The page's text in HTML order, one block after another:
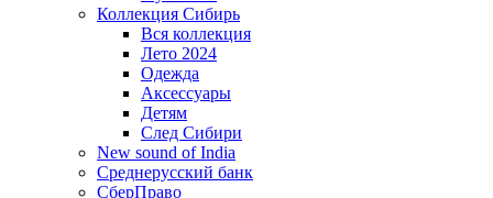
Коллекция Сибирь
Вся коллекция
Лето 2024
Одежда
Аксессуары
Детям
След Сибири
New sound of India
Среднерусский банк
СберПраво